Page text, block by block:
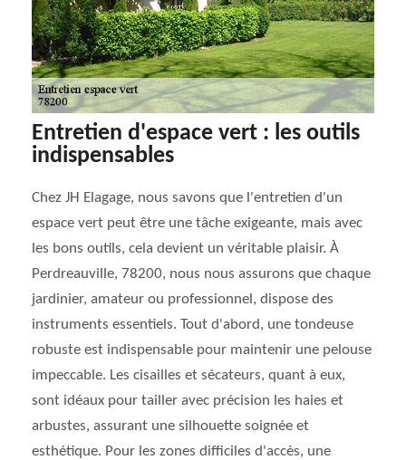
Entretien d'espace vert : les outils
indispensables
Chez JH Elagage, nous savons que l'entretien d'un
espace vert peut être une tâche exigeante, mais avec
les bons outils, cela devient un véritable plaisir. À
Perdreauville, 78200, nous nous assurons que chaque
jardinier, amateur ou professionnel, dispose des
instruments essentiels. Tout d'abord, une tondeuse
robuste est indispensable pour maintenir une pelouse
impeccable. Les cisailles et sécateurs, quant à eux,
sont idéaux pour tailler avec précision les haies et
arbustes, assurant une silhouette soignée et
esthétique. Pour les zones difficiles d'accès, une